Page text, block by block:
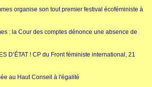
organise son tout premier festival écoféministe à
: la Cour des comptes dénonce une absence de
D’ÉTAT ! CP du Front féministe international, 21
au Haut Conseil à l'égalité